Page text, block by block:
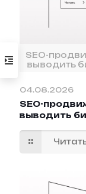
SEO-
выводить
04.08.2026
SEO-
выводить